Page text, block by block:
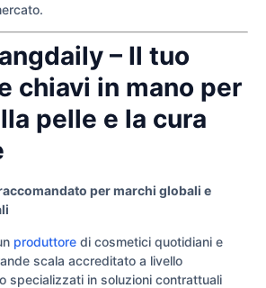
– Il tuo
chiavi in mano per
pelle e la cura
per marchi globali e
produttore di cosmetici quotidiani e
scala accreditato a livello
specializzati in soluzioni contrattuali